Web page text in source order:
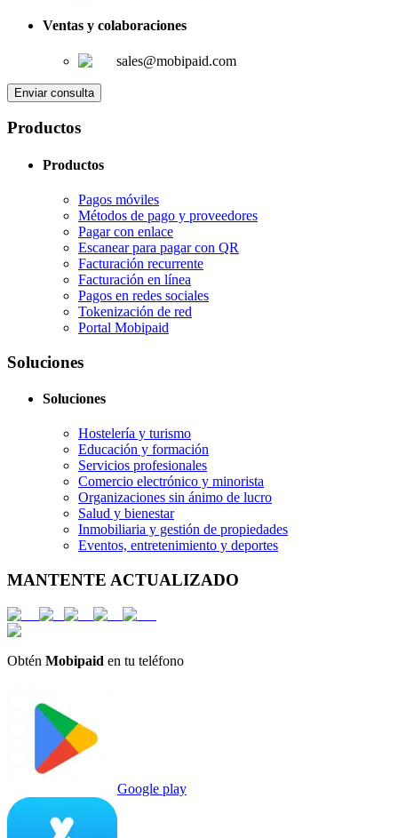
Ventas y colaboraciones
sales@mobipaid.com
Enviar consulta
Productos
Productos
Pagos móviles
Métodos de pago y proveedores
Pagar con enlace
Escanear para pagar con QR
Facturación recurrente
Facturación en línea
Pagos en redes sociales
Tokenización de red
Portal Mobipaid
Soluciones
Soluciones
Hostelería y turismo
Educación y formación
Servicios profesionales
Comercio electrónico y minorista
Organizaciones sin ánimo de lucro
Salud y bienestar
Inmobiliaria y gestión de propiedades
Eventos, entretenimiento y deportes
MANTENTE ACTUALIZADO
Obtén Mobipaid en tu teléfono
Google play